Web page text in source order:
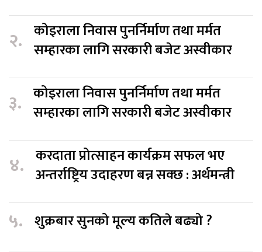
२. कोइराला निवास पुनर्निर्माण तथा मर्मत
सम्हारका लागि सरकारी बजेट अस्वीकार
३. कोइराला निवास पुनर्निर्माण तथा मर्मत
सम्हारका लागि सरकारी बजेट अस्वीकार
४. करदाता प्रोत्साहन कार्यक्रम सफल भए
अन्तर्राष्ट्रिय उदाहरण बन्न सक्छ : अर्थमन्त्री
५. शुक्रबार सुनको मूल्य कतिले बढ्यो ?